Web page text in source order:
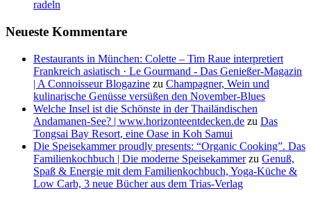
radeln
Neueste Kommentare
Restaurants in München: Colette – Tim Raue interpretiert
Frankreich asiatisch · Le Gourmand - Das Genießer-Magazin
| A Connoisseur Blogazine zu Champagner, Wein und
kulinarische Genüsse versüßen den November-Blues
Welche Insel ist die Schönste in der Thailändischen
Andamanen-See? | www.horizonteentdecken.de zu Das
Tongsai Bay Resort, eine Oase in Koh Samui
Die Speisekammer proudly presents: “Organic Cooking”. Das
Familienkochbuch | Die moderne Speisekammerzu Genuß,
Spaß & Energie mit dem Familienkochbuch, Yoga-Küche &
Low Carb, 3 neue Bücher aus dem Trias-Verlag